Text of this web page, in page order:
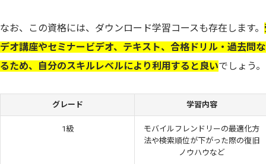
なお、この資格には、ダウンロード学習コースも存在します。
デオ講座やセミナービデオ、テキスト、合格ドリル・過去問
るため、自分のスキルレベルにより利用すると良いでしょう。
グレード 学習内容
1級
モバイルフレンドリーの最適化方
法や検索順位が下がった際の復旧
ノウハウなど